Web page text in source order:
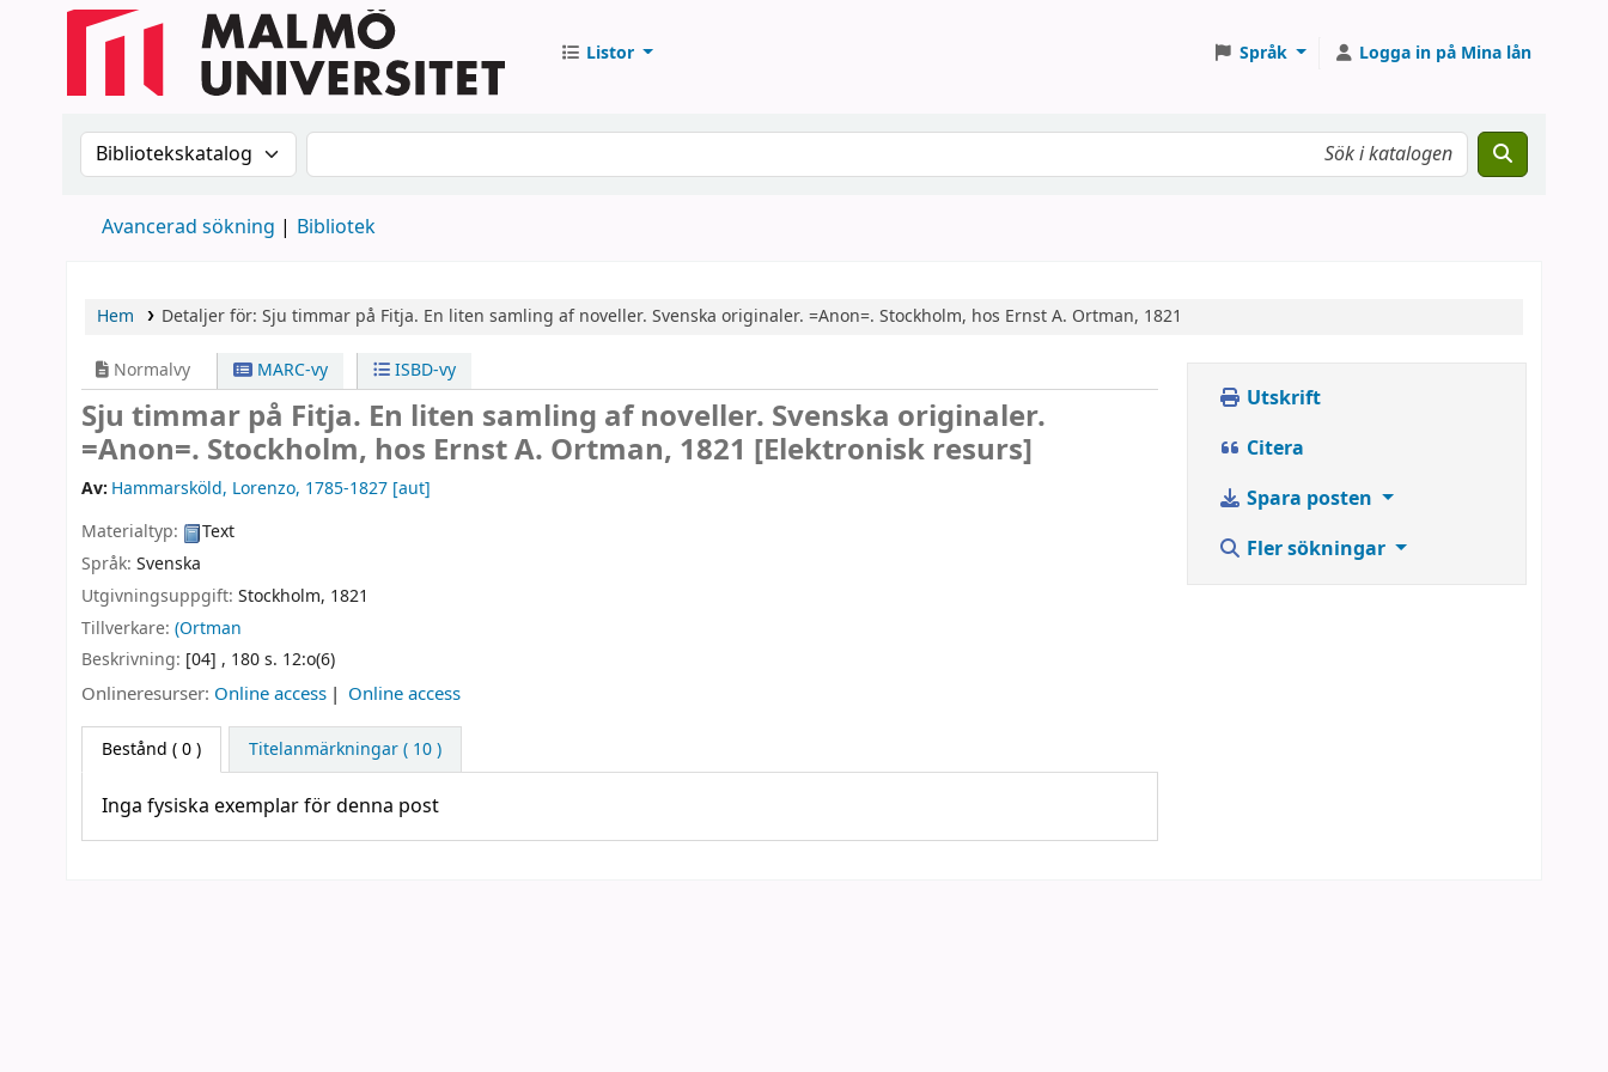
Listor Språk Logga in på Mina lån
Sök i katalogen efter:Sök i katalogen
Avancerad sökning Bibliotek
Hem Detaljer för: Sju timmar på Fitja. En liten samling af noveller. Svenska originaler. =Anon=. Stockholm, hos Ernst A. Ortman, 1821
Normalvy MARC-vy ISBD-vy
Sju timmar på Fitja. En liten samling af noveller. Svenska originaler.
=Anon=. Stockholm, hos Ernst A. Ortman, 1821 [Elektronisk resurs]
Av: Hammarsköld, Lorenzo, 1785-1827 [aut]
Materialtyp:
Text
Språk: Svenska
Utgivningsuppgift: Stockholm, 1821
Tillverkare: (Ortman
Beskrivning: [04] , 180 s. 12:o(6)
Onlineresurser: Online access Online access
Bestånd ( 0 ) Titelanmärkningar ( 10 )
Inga fysiska exemplar för denna post
Utskrift
Citera
Spara posten
Fler sökningar